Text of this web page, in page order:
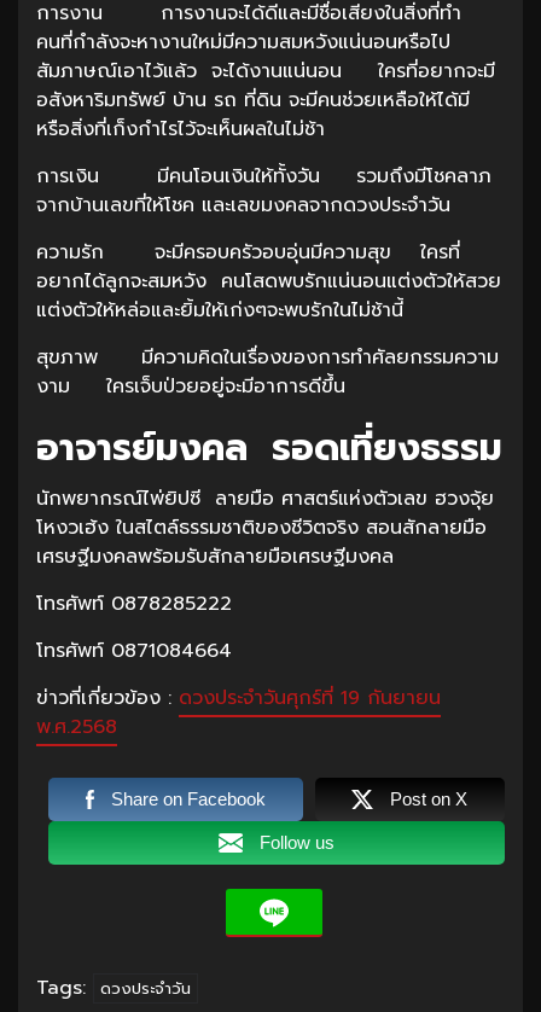
การงาน การงานจะได้ดีและมีชื่อเสียงในสิ่งที่ทำ
คนที่กำลังจะหางานใหม่มีความสมหวังแน่นอนหรือไป
สัมภาษณ์เอาไว้แล้ว จะได้งานแน่นอน ใครที่อยากจะมี
อสังหาริมทรัพย์ บ้าน รถ ที่ดิน จะมีคนช่วยเหลือให้ได้มี
หรือสิ่งที่เก็งกำไรไว้จะเห็นผลในไม่ช้า
การเงิน มีคนโอนเงินให้ทั้งวัน รวมถึงมีโชคลาภ
จากบ้านเลขที่ให้โชค และเลขมงคลจากดวงประจำวัน
ความรัก จะมีครอบครัวอบอุ่นมีความสุข ใครที่
อยากได้ลูกจะสมหวัง คนโสดพบรักแน่นอนแต่งตัวให้สวย
แต่งตัวให้หล่อและยิ้มให้เก่งๆจะพบรักในไม่ช้านี้
สุขภาพ มีความคิดในเรื่องของการทำศัลยกรรมความ
งาม ใครเจ็บป่วยอยู่จะมีอาการดีขึ้น
อาจารย์มงคล รอดเที่ยงธรรม
นักพยากรณ์ไพ่ยิปซี ลายมือ ศาสตร์แห่งตัวเลข ฮวงจุ้ย
โหงวเฮ้ง ในสไตล์ธรรมชาติของชีวิตจริง สอนสักลายมือ
เศรษฐีมงคลพร้อมรับสักลายมือเศรษฐีมงคล
โทรศัพท์ 0878285222
โทรศัพท์ 0871084664
ข่าวที่เกี่ยวข้อง : ดวงประจำวันศุกร์ที่ 19 กันยายน
พ.ศ.2568
Share on Facebook Post on X
Follow us
Tags: ดวงประจำวัน